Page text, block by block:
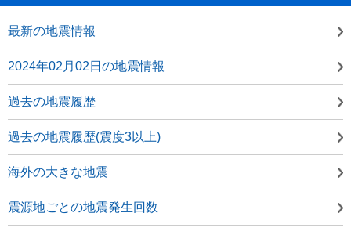
最新の地震情報
2024年02月02日の地震情報
過去の地震履歴
過去の地震履歴(震度3以上)
海外の大きな地震
震源地ごとの地震発生回数